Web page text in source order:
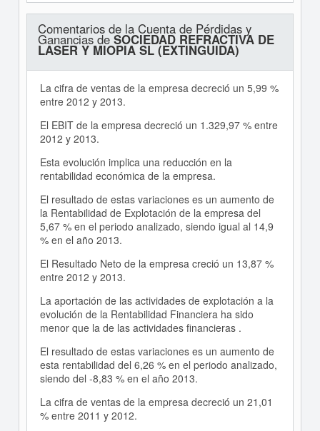
Comentarios de la Cuenta de Pérdidas y
Ganancias deSOCIEDAD REFRACTIVA DE
LASER Y MIOPIA SL (EXTINGUIDA)
La cifra de ventas de la empresa decreció un 5,99 %
entre 2012 y 2013.
El EBIT de la empresa decreció un 1.329,97 % entre
2012 y 2013.
Esta evolución implica una reducción en la
rentabilidad económica de la empresa.
El resultado de estas variaciones es un aumento de
la Rentabilidad de Explotación de la empresa del
5,67 % en el periodo analizado, siendo igual al 14,9
% en el año 2013.
El Resultado Neto de la empresa creció un 13,87 %
entre 2012 y 2013.
La aportación de las actividades de explotación a la
evolución de la Rentabilidad Financiera ha sido
menor que la de las actividades financieras .
El resultado de estas variaciones es un aumento de
esta rentabilidad del 6,26 % en el periodo analizado,
siendo del -8,83 % en el año 2013.
La cifra de ventas de la empresa decreció un 21,01
% entre 2011 y 2012.